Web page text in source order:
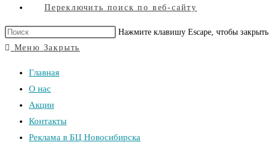
Переключить поиск по веб-сайту
Нажмите клавишу Escape, чтобы
Меню Закрыть
Главная
О нас
Акции
Контакты
Реклама в БЦ Новосибирска